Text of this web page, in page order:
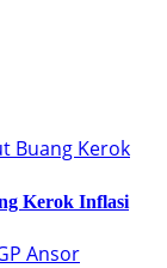
Kerok Inflasi